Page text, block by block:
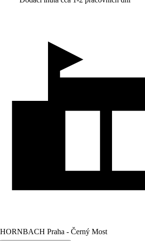
HORNBACH Praha - Černý Most